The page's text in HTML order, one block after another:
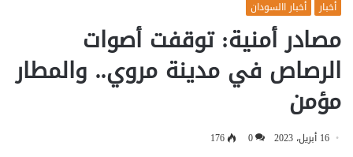
أخبار أخبار االسودان
مصادر أمنية: توقفت أصوات
الرصاص في مدينة مروي.. والمطار
مؤمن
16 أبريل، 2023 0
176